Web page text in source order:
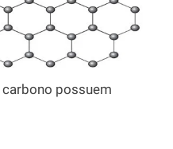
possuem